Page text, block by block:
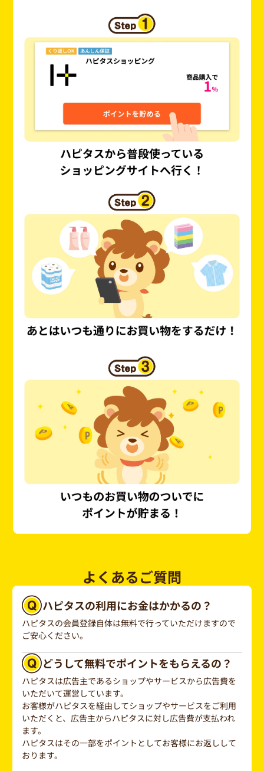
よくあるご質問
ハピタスの利用にお金はかかるの？
ハピタスの会員登録自体は無料で行っていただけますので
ご安心ください。
どうして無料でポイントをもらえるの？
ハピタスは広告主であるショップやサービスから広告費を
いただいて運営しています。
お客様がハピタスを経由してショップやサービスをご利用
いただくと、広告主からハピタスに対し広告費が支払われ
ます。
ハピタスはその一部をポイントとしてお客様にお返しして
おります。